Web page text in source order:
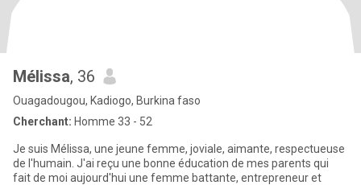
Mélissa, 36
Ouagadougou, Kadiogo, Burkina faso
Cherchant: Homme 33 - 52
Je suis Mélissa, une jeune femme, joviale, aimante, respectueuse
de l'humain. J'ai reçu une bonne éducation de mes parents qui
fait de moi aujourd'hui une femme battante, entrepreneur et